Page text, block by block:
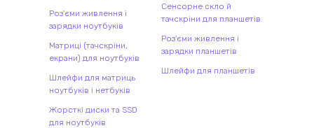
Роз'єми живлення і
зарядки ноутбуків
Матриці (тачскріни,
екрани) для ноутбуків
Шлейфи для матриць
ноутбуків і нетбуків
Жорсткі диски та SSD
для ноутбуків
Сенсорне скло й
тачскріни для планшетів
Роз'єми живлення і
зарядки планшетів
Шлейфи для планшетів